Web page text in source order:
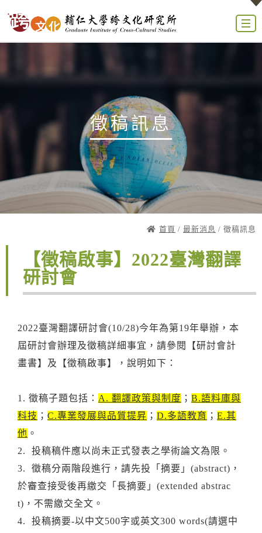
徵稿訊息
首頁 / 最新消息 / 徵稿訊息
【徵稿啟事】2022臺灣翻譯
研討會
2022臺灣翻譯研討會(10/28)今年為第19年舉辦 ， 本
屆研討會辦理及徵稿詳細事宜，請參閱【研討會計
畫書】及【徵稿啟事】，說明如下：
1. 徵稿子題包括： A. 翻譯政策與制度 ； B.語料庫與
科技 ； C.專業發展與品質提昇 ； D.多語教育 ； E.其
他 。
2. 投稿稿件應以尚未正式發表之學術論文為限。
3. 徵稿分兩階段進行，請先投「摘要」(abstract)，
於審查接受後再繳交「長摘要」(extended abstrac
t)，不需繳交全文。
4. 投稿摘要-以中文500字或英文300 words(請選中